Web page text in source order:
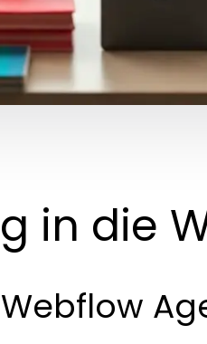
in die